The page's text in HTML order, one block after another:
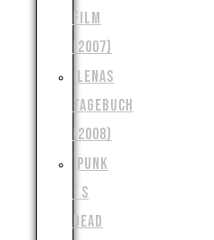
FILM
(2007)
LENAS
TAGEBUCH
(2008)
PUNK
´S
DEAD